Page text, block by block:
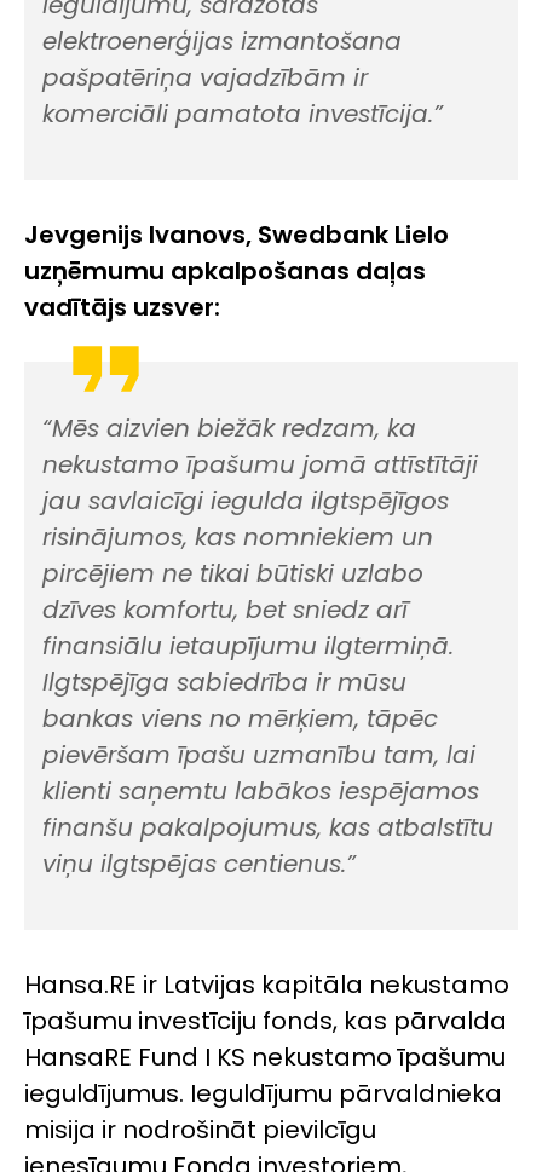
elektroenerģijas izmantošana
pašpatēriņa vajadzībām ir
komerciāli pamatota investīcija.”
Jevgenijs Ivanovs, Swedbank Lielo
uzņēmumu apkalpošanas daļas
vadītājs uzsver:
“Mēs aizvien biežāk redzam, ka
nekustamo īpašumu jomā attīstītāji
jau savlaicīgi iegulda ilgtspējīgos
risinājumos, kas nomniekiem un
pircējiem ne tikai būtiski uzlabo
dzīves komfortu, bet sniedz arī
finansiālu ietaupījumu ilgtermiņā.
Ilgtspējīga sabiedrība ir mūsu
bankas viens no mērķiem, tāpēc
pievēršam īpašu uzmanību tam, lai
klienti saņemtu labākos iespējamos
finanšu pakalpojumus, kas atbalstītu
viņu ilgtspējas centienus.”
Hansa.RE ir Latvijas kapitāla nekustamo
īpašumu investīciju fonds, kas pārvalda
HansaRE Fund I KS nekustamo īpašumu
ieguldījumus. Ieguldījumu pārvaldnieka
misija ir nodrošināt pievilcīgu